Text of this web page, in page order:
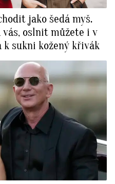
jako šedá myš.
oslnit můžete i v
k sukni kožený křivák